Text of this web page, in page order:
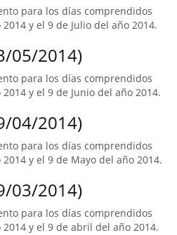
para los días comprendidos
y el 9 de Julio del año 2014.
05/2014)
para los días comprendidos
y el 9 de Junio del año 2014.
04/2014)
para los días comprendidos
y el 9 de Mayo del año 2014.
03/2014)
para los días comprendidos
y el 9 de abril del año 2014.